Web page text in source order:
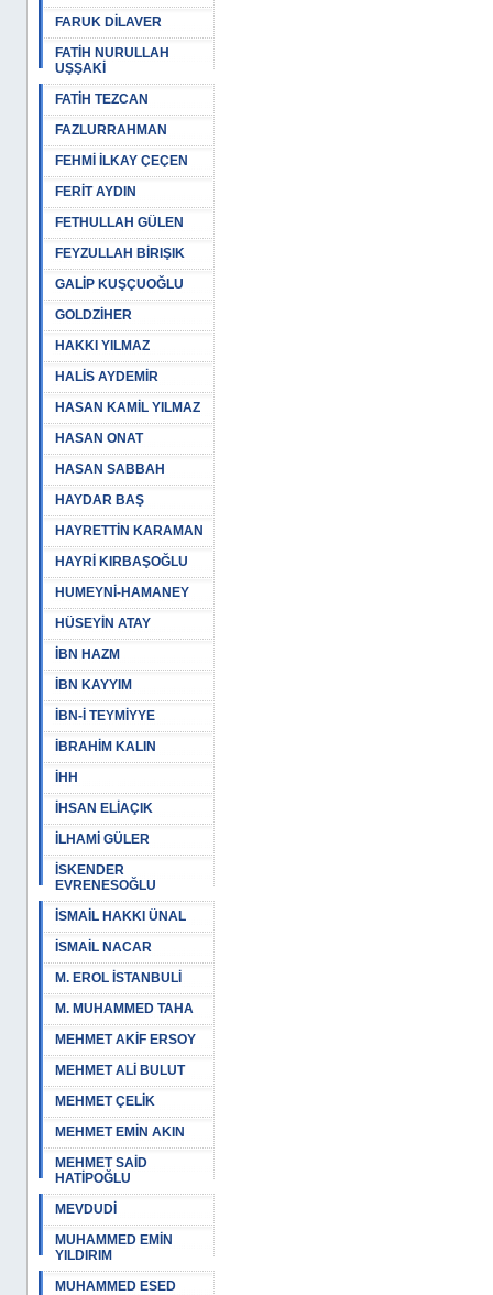
FARUK DİLAVER
FATİH NURULLAH
UŞŞAKİ
FATİH TEZCAN
FAZLURRAHMAN
FEHMİ İLKAY ÇEÇEN
FERİT AYDIN
FETHULLAH GÜLEN
FEYZULLAH BİRIŞIK
GALİP KUŞÇUOĞLU
GOLDZİHER
HAKKI YILMAZ
HALİS AYDEMİR
HASAN KAMİL YILMAZ
HASAN ONAT
HASAN SABBAH
HAYDAR BAŞ
HAYRETTİN KARAMAN
HAYRİ KIRBAŞOĞLU
HUMEYNİ-HAMANEY
HÜSEYİN ATAY
İBN HAZM
İBN KAYYIM
İBN-İ TEYMİYYE
İBRAHİM KALIN
İHH
İHSAN ELİAÇIK
İLHAMİ GÜLER
İSKENDER
EVRENESOĞLU
İSMAİL HAKKI ÜNAL
İSMAİL NACAR
M. EROL İSTANBULİ
M. MUHAMMED TAHA
MEHMET AKİF ERSOY
MEHMET ALİ BULUT
MEHMET ÇELİK
MEHMET EMİN AKIN
MEHMET SAİD
HATİPOĞLU
MEVDUDİ
MUHAMMED EMİN
YILDIRIM
MUHAMMED ESED